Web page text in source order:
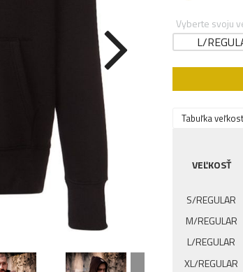
Vyberte svoju
L/
Tabuľka
VEĽKOSŤ
S/REGULAR
M/REGULAR
L/REGULAR
XL/REGULAR